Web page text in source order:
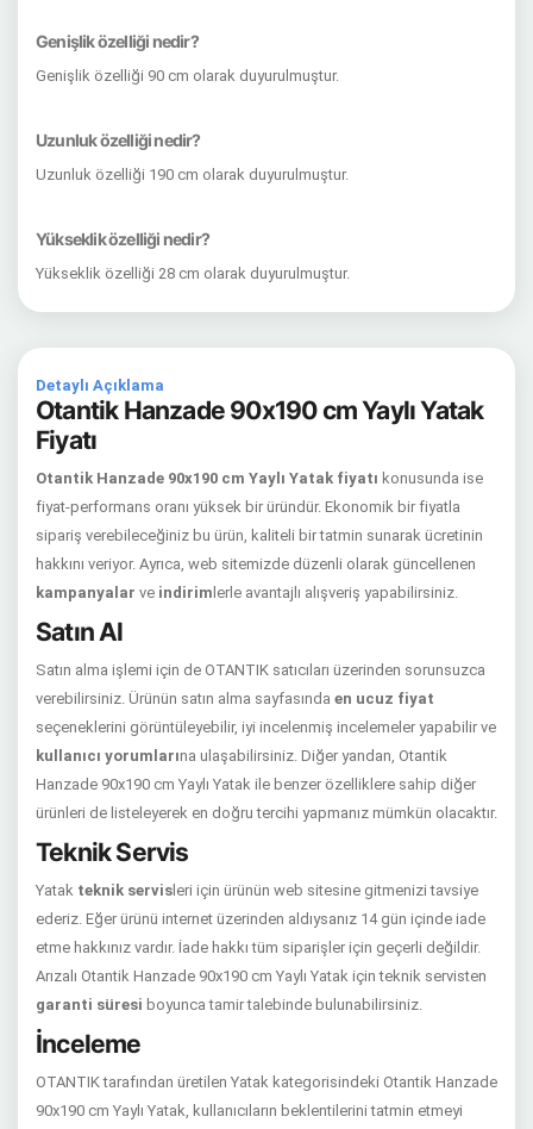
Genişlik özelliği nedir?
Genişlik özelliği 90 cm olarak duyurulmuştur.
Uzunluk özelliği nedir?
Uzunluk özelliği 190 cm olarak duyurulmuştur.
Yükseklik özelliği nedir?
Yükseklik özelliği 28 cm olarak duyurulmuştur.
Detaylı Açıklama
Otantik Hanzade 90x190 cm Yaylı Yatak
Fiyatı
Otantik Hanzade 90x190 cm Yaylı Yatak fiyatı konusunda ise
fiyat-performans oranı yüksek bir üründür. Ekonomik bir fiyatla
sipariş verebileceğiniz bu ürün, kaliteli bir tatmin sunarak ücretinin
hakkını veriyor. Ayrıca, web sitemizde düzenli olarak güncellenen
kampanyalar ve indirim lerle avantajlı alışveriş yapabilirsiniz.
Satın Al
Satın alma işlemi için de OTANTIK satıcıları üzerinden sorunsuzca
verebilirsiniz. Ürünün satın alma sayfasında en ucuz fiyat
seçeneklerini görüntüleyebilir, iyi incelenmiş incelemeler yapabilir ve
kullanıcı yorumlarına ulaşabilirsiniz. Diğer yandan, Otantik
Hanzade 90x190 cm Yaylı Yatak ile benzer özelliklere sahip diğer
ürünleri de listeleyerek en doğru tercihi yapmanız mümkün olacaktır.
Teknik Servis
Yatak teknik servis leri için ürünün web sitesine gitmenizi tavsiye
ederiz. Eğer ürünü internet üzerinden aldıysanız 14 gün içinde iade
etme hakkınız vardır. İade hakkı tüm siparişler için geçerli değildir.
Arızalı Otantik Hanzade 90x190 cm Yaylı Yatak için teknik servisten
garanti süresi boyunca tamir talebinde bulunabilirsiniz.
İnceleme
OTANTIK tarafından üretilen Yatak kategorisindeki Otantik Hanzade
90x190 cm Yaylı Yatak, kullanıcıların beklentilerini tatmin etmeyi